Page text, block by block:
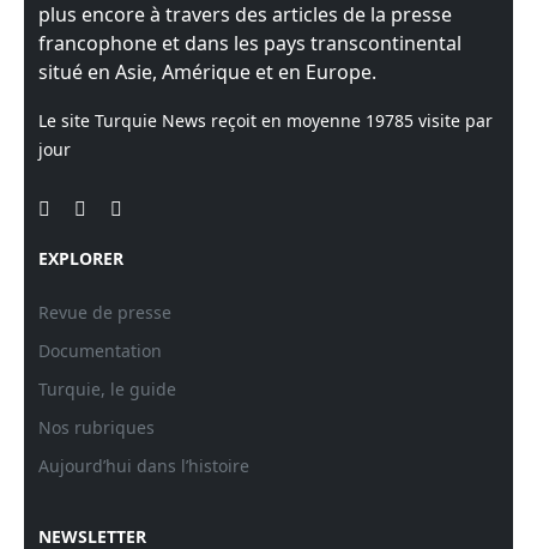
plus encore à travers des articles de la presse
francophone et dans les pays transcontinental
situé en Asie, Amérique et en Europe.
Le site Turquie News reçoit en moyenne 19785 visite par
jour
EXPLORER
Revue de presse
Documentation
Turquie, le guide
Nos rubriques
Aujourd’hui dans l’histoire
NEWSLETTER